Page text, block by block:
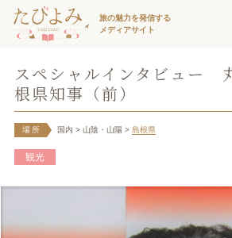
旅の魅力を発信する
メディアサイト
スペシャルインタビュー
根県知事（前）
場所 国内 > 山陰・山陽 > 島根県
観光